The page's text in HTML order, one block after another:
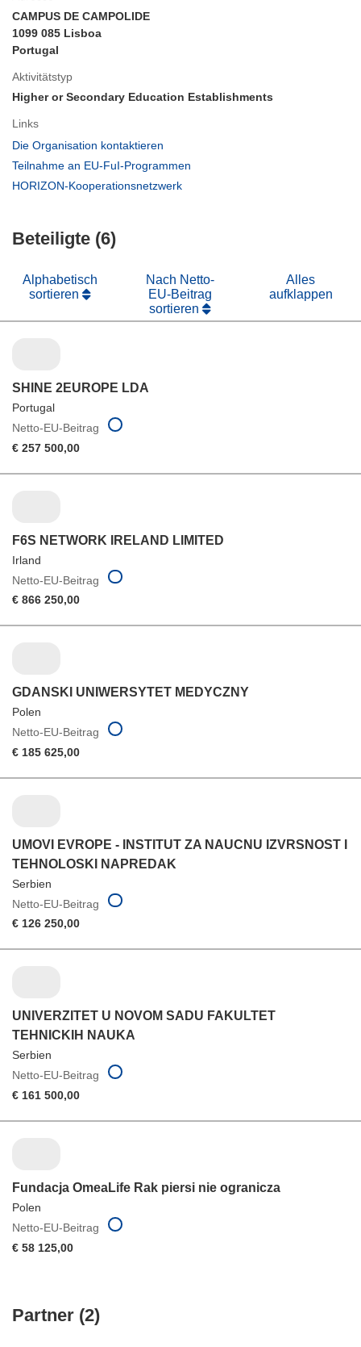
CAMPUS DE CAMPOLIDE
1099 085 Lisboa
Portugal
Aktivitätstyp
Higher or Secondary Education Establishments
Links
Die Organisation kontaktieren
in
Teilnahme an EU-FuI-Programmen
HORIZON-Kooperationsnetzwerk
Beteiligte (6)
Alphabetisch
sortieren
Nach Netto-
EU-Beitrag
sortieren
Alles
aufklappen
SHINE 2EUROPE LDA
Portugal
Netto-EU-Beitrag
€ 257 500,00
F6S NETWORK IRELAND LIMITED
Irland
Netto-EU-Beitrag
€ 866 250,00
GDANSKI UNIWERSYTET MEDYCZNY
Polen
Netto-EU-Beitrag
€ 185 625,00
UMOVI EVROPE - INSTITUT ZA NAUCNU IZVRSNOST I
TEHNOLOSKI NAPREDAK
Serbien
Netto-EU-Beitrag
€ 126 250,00
UNIVERZITET U NOVOM SADU FAKULTET
TEHNICKIH NAUKA
Serbien
Netto-EU-Beitrag
€ 161 500,00
Fundacja OmeaLife Rak piersi nie ogranicza
Polen
Netto-EU-Beitrag
€ 58 125,00
Partner (2)